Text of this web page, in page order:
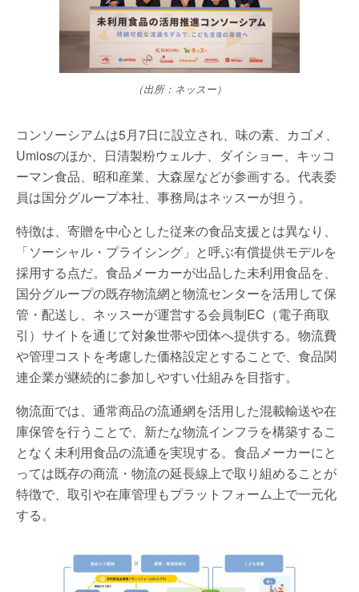
（出所：ネッスー）
コンソーシアムは5月7日に設立され、味の素、カゴメ、
Umiosのほか、日清製粉ウェルナ、ダイショー、キッコ
ーマン食品、昭和産業、大森屋などが参画する。代表委
員は国分グループ本社、事務局はネッスーが担う。
特徴は、寄贈を中心とした従来の食品支援とは異なり、
「ソーシャル・プライシング」と呼ぶ有償提供モデルを
採用する点だ。食品メーカーが出品した未利用食品を、
国分グループの既存物流網と物流センターを活用して保
管・配送し、ネッスーが運営する会員制EC（電子商取
引）サイトを通じて対象世帯や団体へ提供する。物流費
や管理コストを考慮した価格設定とすることで、食品関
連企業が継続的に参加しやすい仕組みを目指す。
物流面では、通常商品の流通網を活用した混載輸送や在
庫保管を行うことで、新たな物流インフラを構築するこ
となく未利用食品の流通を実現する。食品メーカーにと
っては既存の商流・物流の延長線上で取り組めることが
特徴で、取引や在庫管理もプラットフォーム上で一元化
する。